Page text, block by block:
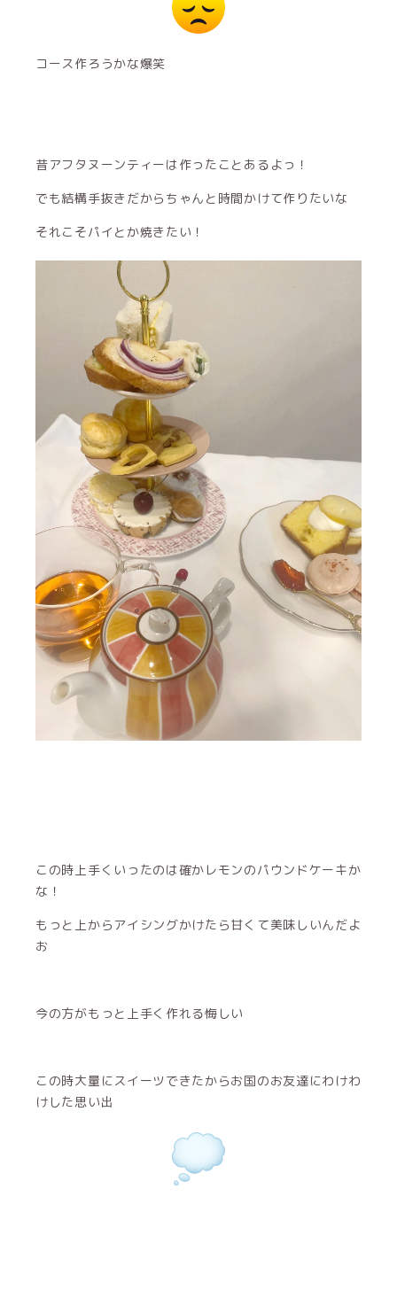
コース作ろうかな爆笑
昔アフタヌーンティーは作ったことあるよっ！
でも結構手抜きだからちゃんと時間かけて作りたいな
それこそパイとか焼きたい！
この時上手くいったのは確かレモンのパウンドケーキか
な！
もっと上からアイシングかけたら甘くて美味しいんだよ
お
今の方がもっと上手く作れる悔しい
この時大量にスイーツできたからお国のお友達にわけわ
けした思い出